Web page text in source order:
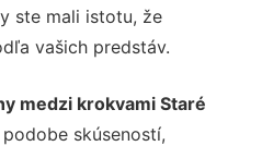
ste mali istotu, že
vašich predstáv.
medzi krokvami Staré
skúseností,